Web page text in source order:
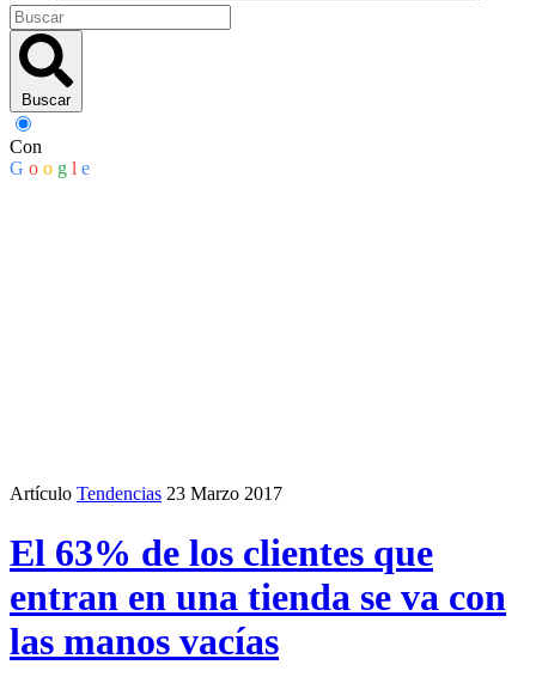
Buscar
Con
G o o g l e
Artículo Tendencias 23 Marzo 2017
El 63% de los clientes que
entran en una tienda se va con
las manos vacías